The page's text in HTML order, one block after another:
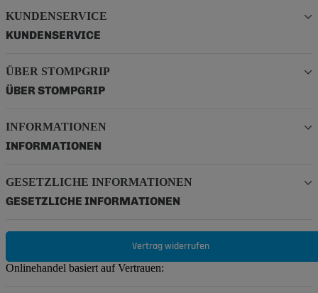
KUNDENSERVICE
KUNDENSERVICE
ÜBER STOMPGRIP
ÜBER STOMPGRIP
INFORMATIONEN
INFORMATIONEN
GESETZLICHE INFORMATIONEN
GESETZLICHE INFORMATIONEN
Vertrag widerrufen
Onlinehandel basiert auf Vertrauen: